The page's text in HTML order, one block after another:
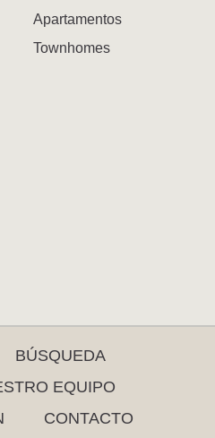
Apartamentos
Townhomes
BÚSQUEDA
EQUIPO
CONTACTO